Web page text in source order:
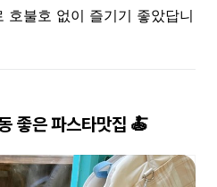
호불호 없이 즐기기 좋았답니
좋은 파스타맛집 🍝